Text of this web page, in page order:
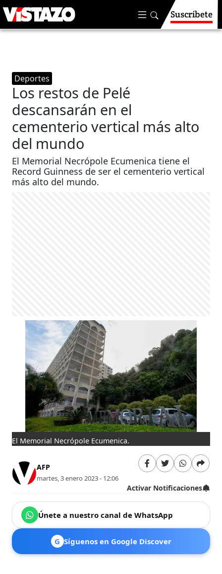
Suscríbete
Deportes
Los restos de Pelé
descansarán en el
cementerio vertical más alto
del mundo
El Memorial Necrópole Ecumenica tiene el
Record Guinness de ser el cementerio vertical
más alto del mundo.
El Memorial Necrópole Ecumenica.
AFP
martes, 3 enero 2023 - 12:06
Activar Notificaciones
Únete a nuestro canal de WhatsApp
G Síguenos en Google Discover